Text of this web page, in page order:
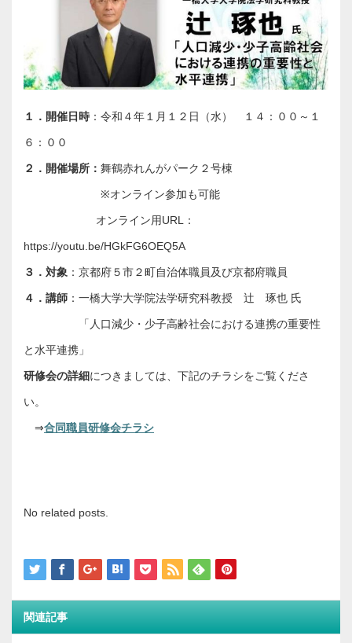
１．開催日時 ：令和４年１月１２日（水） １４：００～１
６：００
２．開催場所： 舞鶴赤れんがパーク２号棟
※オンライン参加も可能
オンライン用URL：
https://youtu.be/HGkFG6OEQ5A
３．対象 ：京都府５市２町自治体職員及び京都府職員
４．講師 ：一橋大学大学院法学研究科教授 辻 琢也 氏
「人口減少・少子高齢社会における連携の重要性
と水平連携」
研修会の詳細につきましては、下記のチラシをご覧くださ
い。
⇒合同職員研修会チラシ
No related posts.
関連記事